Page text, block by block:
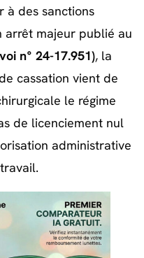
à des sanctions
arrêt majeur publié au
n° 24-17.951), la
cassation vient de
le régime
de licenciement nul
administrative